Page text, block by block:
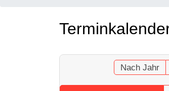
Nach Jahr